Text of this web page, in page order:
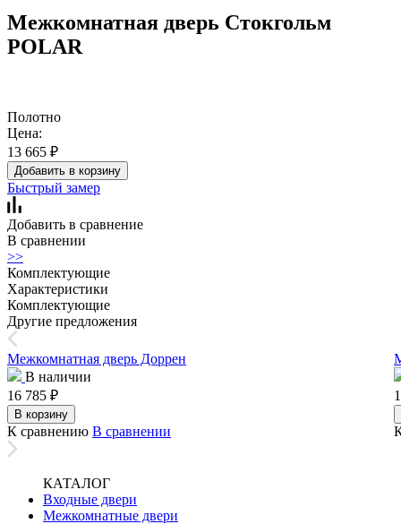
Межкомнатная дверь Стокгольм
POLAR
Полотно
Цена:
13 665 ₽
Добавить в корзину
Быстрый замер
Добавить в сравнение
В сравнении
>>
Комплектующие
Характеристики
Комплектующие
Другие предложения
Межкомнатная дверь Доррен
В наличии
16 785 ₽
В корзину
К сравнению В сравнении
КАТАЛОГ
Входные двери
Межкомнатные двери